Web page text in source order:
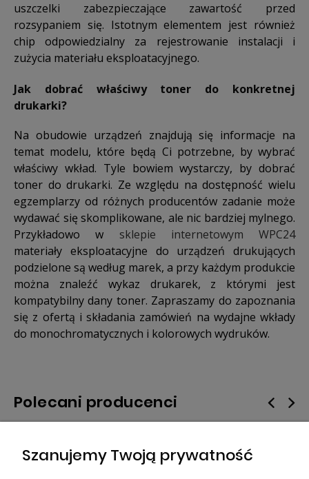
uszczelki zabezpieczające zawartość przed
rozsypaniem się. Istotnym elementem jest również
chip odpowiedzialny za rejestrowanie instalacji i
zużycia materiału eksploatacyjnego.
Jak dobrać właściwy toner do konkretnej
drukarki?
Na obudowie urządzeń znajdują się informacje na
temat modelu, które będą Ci potrzebne, by wybrać
właściwy wkład. Tyle bowiem wystarczy, by dobrać
toner do drukarki. Ze względu na dostępność wielu
egzemplarzy od różnych producentów zadanie może
wydawać się skomplikowane, ale nic bardziej mylnego.
Przykładowo w sklepie internetowym WPC24
materiały eksploatacyjne do urządzeń drukujących
podzielone są według marek, a przy każdym produkcie
można znaleźć wykaz drukarek, z którymi jest
kompatybilny dany toner. Zapraszamy do zapoznania
się z ofertą i składania zamówień na wydajne wkłady
do monochromatycznych i kolorowych wydruków.
Polecani producenci
Szanujemy Twoją prywatność